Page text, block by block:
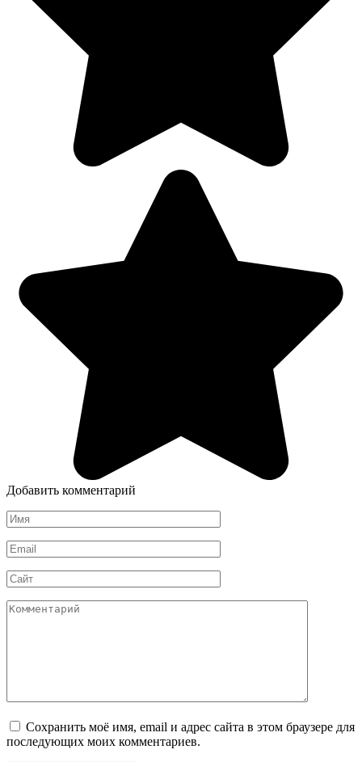
Добавить комментарий
Имя
*
Email
*
Сайт
Комментарий
Сохранить моё имя, email и адрес сайта в этом браузере для
последующих моих комментариев.